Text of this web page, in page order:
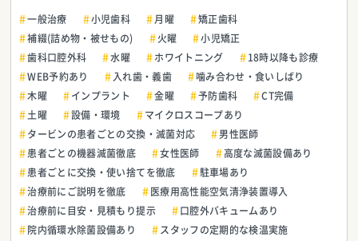
一般治療 小児歯科 月曜
矯正歯科
補綴(詰め物・被せもの)
火曜
小児矯正
歯科口腔外科
水曜 ホワイトニング
18時以降も診療
WEB予約あり
入れ歯・義歯
噛み合わせ・食いしばり
木曜
インプラント 金曜 予防歯科
CT完備
土曜
設備・環境
マイクロスコープあり
タービンの患者ごとの交換・滅菌対応
男性医師
患者ごとの機器滅菌徹底
女性医師
高度な滅菌設備あり
患者ごとに交換・使い捨てを徹底
駐車場あり
治療前にご説明を徹底
医療用高性能空気清浄装置導入
治療前に目安・見積もり提示
口腔外バキュームあり
院内循環水除菌設備あり
スタッフの定期的な検温実施